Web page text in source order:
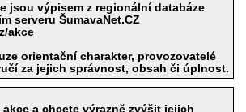
jsou výpisem z regionální databáze
serveru ŠumavaNet.CZ
akce
orientační charakter, provozovatelé
za jejich správnost, obsah či úplnost.
akce a chcete výrazně zvýšit jejich